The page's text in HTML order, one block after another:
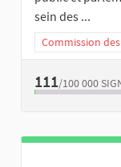
sein des ...
Commission
111/100 000